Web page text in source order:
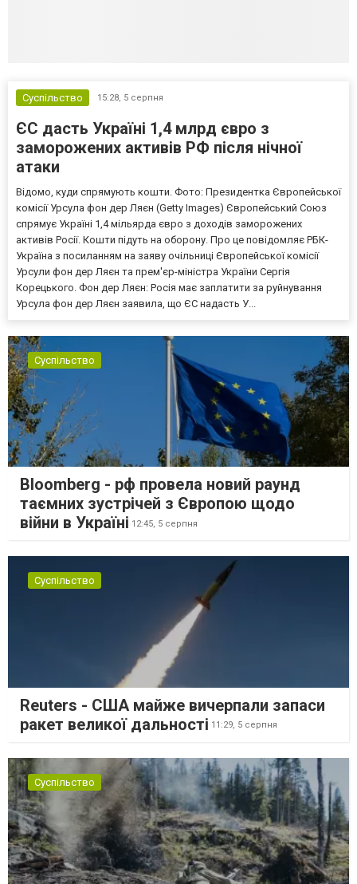
Суспільство 15:28, 5 серпня
ЄС дасть Україні 1,4 млрд євро з
заморожених активів РФ після нічної
атаки
Відомо, куди спрямують кошти. Фото: Президентка Європейської
комісії Урсула фон дер Ляєн (Getty Images) Європейський Союз
спрямує Україні 1,4 мільярда євро з доходів заморожених
активів Росії. Кошти підуть на оборону. Про це повідомляє РБК-
Україна з посиланням на заяву очільниці Європейської комісії
Урсули фон дер Ляєн та прем'єр-міністра України Сергія
Корецького. Фон дер Ляєн: Росія має заплатити за руйнування
Урсула фон дер Ляєн заявила, що ЄС надасть У...
Суспільство
Bloomberg - рф провела новий раунд
таємних зустрічей з Європою щодо
війни в Україні 12:45, 5 серпня
Суспільство
Reuters - США майже вичерпали запаси
ракет великої дальності 11:29, 5 серпня
Суспільство